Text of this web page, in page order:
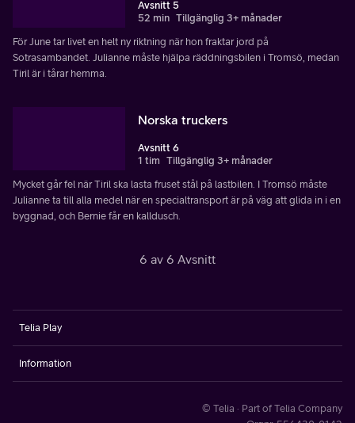
Avsnitt 5
52 min Tillgänglig 3+ månader
För June tar livet en helt ny riktning när hon fraktar jord på
Sotrasambandet. Julianne måste hjälpa räddningsbilen i Tromsö, medan
Tiril är i tårar hemma.
Norska truckers
Avsnitt 6
1 tim Tillgänglig 3+ månader
Mycket går fel när Tiril ska lasta fruset stål på lastbilen. I Tromsö måste
Julianne ta till alla medel när en specialtransport är på väg att glida in i en
byggnad, och Bernie får en kalldusch.
6 av 6 Avsnitt
Telia Play
Information
© Telia · Part of Telia Company